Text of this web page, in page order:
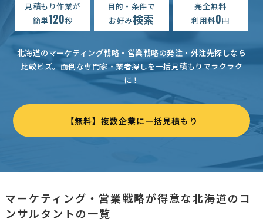
見積もり作業が
簡単120秒
目的・条件で
お好み検索
完全無料
利用料0円
北海道のマーケティング戦略・営業戦略の発注・外注先探しなら
比較ビズ。 面倒な専門家・業者探しを一括見積もりでラクラク
に！
【無料】複数企業に一括見積もり
マーケティング・営業戦略が得意な北海道のコ
ンサルタントの一覧